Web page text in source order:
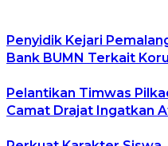
Penyidik Kejari
Bank BUMN Terkait
Pelantikan Timwas
Camat Drajat Ingatkan